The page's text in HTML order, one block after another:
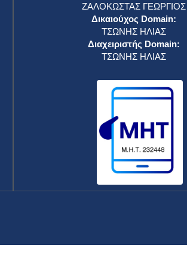
ΖΑΛΟΚΩΣΤΑΣ ΓΕΩΡΓΙΟΣ
Δικαιούχος Domain:
ΤΣΩΝΗΣ ΗΛΙΑΣ
Διαχειριστής Domain:
ΤΣΩΝΗΣ ΗΛΙΑΣ